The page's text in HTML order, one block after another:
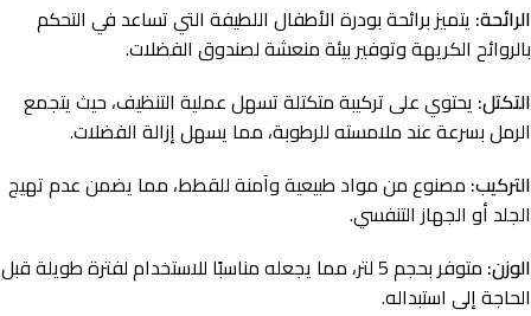
الرائحة: يتميز برائحة بودرة الأطفال اللطيفة التي تساعد في التحكم
بالروائح الكريهة وتوفير بيئة منعشة لصندوق الفضلات.
التكتل: يحتوي على تركيبة متكتلة تسهل عملية التنظيف، حيث يتجمع
الرمل بسرعة عند ملامسته للرطوبة، مما يسهل إزالة الفضلات.
التركيب: مصنوع من مواد طبيعية وآمنة للقطط، مما يضمن عدم تهيج
الجلد أو الجهاز التنفسي.
الوزن:
متوفر بحجم 5 لتر، مما يجعله مناسبًا للاستخدام لفترة طويلة قبل
الحاجة إلى استبداله.